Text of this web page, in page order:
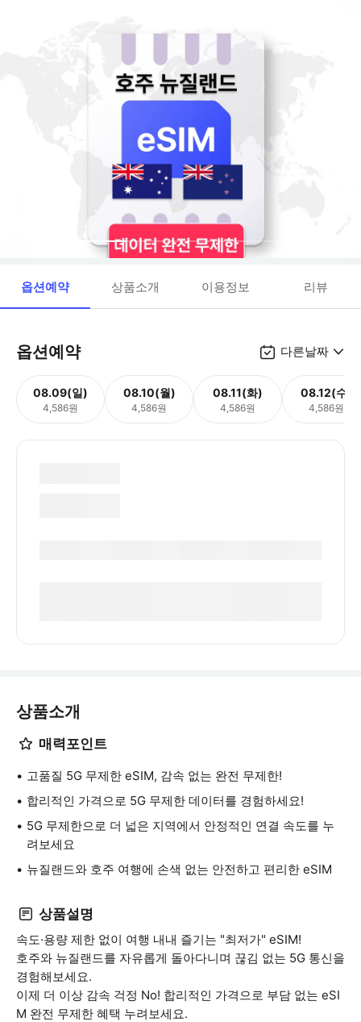
옵션예약 상품소개 이용정보 리뷰
옵션예약 다른날짜
08.09(일)
4,586원
08.10(월)
4,586원
08.11(화)
4,586원
08.12(수)
4,586원
상품소개
매력포인트
고품질 5G 무제한 eSIM, 감속 없는 완전 무제한!
합리적인 가격으로 5G 무제한 데이터를 경험하세요!
5G 무제한으로 더 넓은 지역에서 안정적인 연결 속도를 누
려보세요
뉴질랜드와 호주 여행에 손색 없는 안전하고 편리한 eSIM
상품설명
속도·용량 제한 없이 여행 내내 즐기는 "최저가" eSIM!
호주와 뉴질랜드를 자유롭게 돌아다니며 끊김 없는 5G 통신을
경험해보세요.
이제 더 이상 감속 걱정 No! 합리적인 가격으로 부담 없는 eSI
M 완전 무제한 혜택 누려보세요.